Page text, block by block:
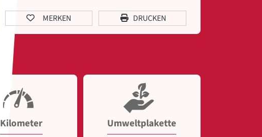
MERKEN DRUCKEN
Kilometer Umweltplakette